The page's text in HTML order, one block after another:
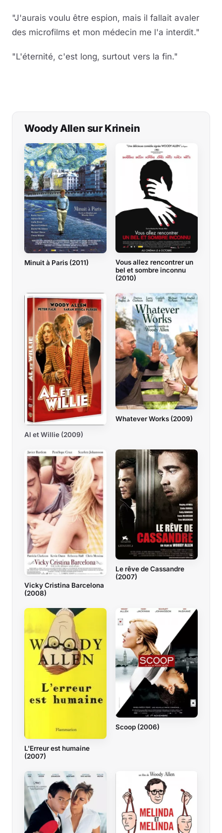
"J'aurais voulu être espion, mais il fallait avaler
des microfilms et mon médecin me l'a interdit."
"L'éternité, c'est long, surtout vers la fin."
Woody Allen sur Krinein
Minuit à Paris (2011)
Vous allez rencontrer un
bel et sombre inconnu
(2010)
Al et Willie (2009)
Whatever Works (2009)
Vicky Cristina Barcelona
(2008)
Le rêve de Cassandre
(2007)
L'Erreur est humaine
(2007)
Scoop (2006)